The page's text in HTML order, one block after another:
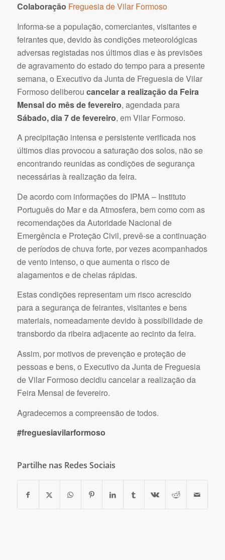
Colaboração Freguesia de Vilar Formoso
Informa-se a população, comerciantes, visitantes e
feirantes que, devido às condições meteorológicas
adversas registadas nos últimos dias e às previsões
de agravamento do estado do tempo para a presente
semana, o Executivo da Junta de Freguesia de Vilar
Formoso deliberou cancelar a realização da Feira
Mensal do mês de fevereiro, agendada para
Sábado, dia 7 de fevereiro, em Vilar Formoso.
A precipitação intensa e persistente verificada nos
últimos dias provocou a saturação dos solos, não se
encontrando reunidas as condições de segurança
necessárias à realização da feira.
De acordo com informações do IPMA – Instituto
Português do Mar e da Atmosfera, bem como com as
recomendações da Autoridade Nacional de
Emergência e Proteção Civil, prevê-se a continuação
de períodos de chuva forte, por vezes acompanhados
de vento intenso, o que aumenta o risco de
alagamentos e de cheias rápidas.
Estas condições representam um risco acrescido
para a segurança de feirantes, visitantes e bens
materiais, nomeadamente devido à possibilidade de
transbordo da ribeira adjacente ao recinto da feira.
Assim, por motivos de prevenção e proteção de
pessoas e bens, o Executivo da Junta de Freguesia
de Vilar Formoso decidiu cancelar a realização da
Feira Mensal de fevereiro.
Agradecemos a compreensão de todos.
#freguesiavilarformoso
Partilhe nas Redes Sociais